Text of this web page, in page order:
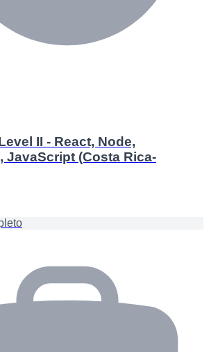
II - React, Node,
JavaScript (Costa Rica-